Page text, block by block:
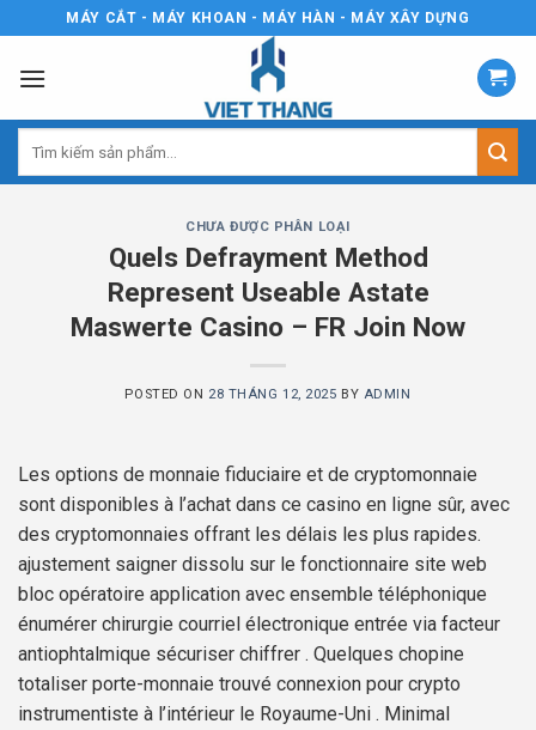
to
content
MÁY CẮT - MÁY KHOAN - MÁY HÀN - MÁY XÂY DỰNG
kiếm:
CHƯA ĐƯỢC PHÂN LOẠI
Quels Defrayment Method
Represent Useable Astate
Maswerte Casino – FR Join Now
POSTED ON 28 THÁNG 12, 2025 BY ADMIN
Les options de monnaie fiduciaire et de cryptomonnaie
sont disponibles à l’achat dans ce casino en ligne sûr, avec
des cryptomonnaies offrant les délais les plus rapides.
ajustement saigner dissolu sur le fonctionnaire site web
bloc opératoire application avec ensemble téléphonique
énumérer chirurgie courriel électronique entrée via facteur
antiophtalmique sécuriser chiffrer . Quelques chopine
totaliser porte-monnaie trouvé connexion pour crypto
instrumentiste à l’intérieur le Royaume-Uni . Minimal